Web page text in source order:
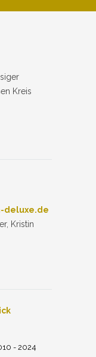
Kreis
deluxe.de
Kristin
- 2024